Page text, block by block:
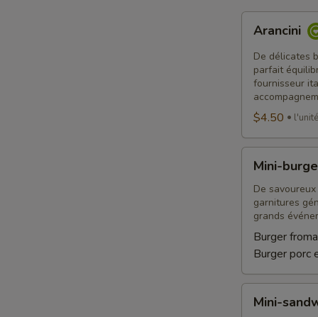
Arancini
De délicates
parfait
fournisseur
$4.50 l'unité
burger
Mini-
De
garnitures
grands
Burger
Burger porc
sandwich
Mini-